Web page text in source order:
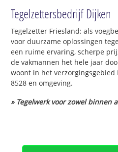
Tegelzettersbedrijf Dijken
Tegelzetter Friesland: als
voor duurzame oplossingen
een ruime ervaring, scherpe
de vakmannen het hele jaar
woont in het verzorgingsgebied
8528 en omgeving.
» Tegelwerk voor zowel binnen